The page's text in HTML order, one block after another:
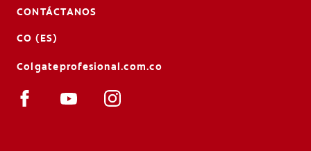
CONTÁCTANOS
CO (ES)
Colgateprofesional.com.co